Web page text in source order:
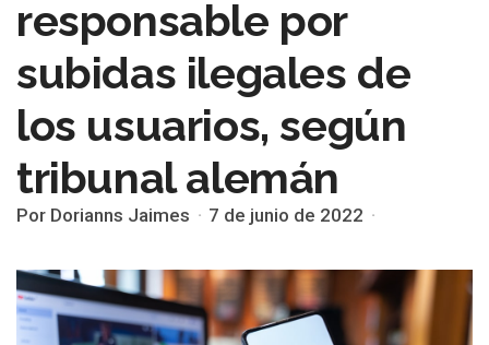
responsable por
subidas ilegales de
los usuarios, según
tribunal alemán
Por Dorianns Jaimes 7 de junio de 2022